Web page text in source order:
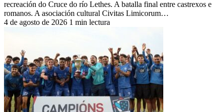
recreación do Cruce do río Lethes. A batalla final entre castrexos e
romanos. A asociación cultural Civitas Limicorum…
4 de agosto de 2026 1 min lectura